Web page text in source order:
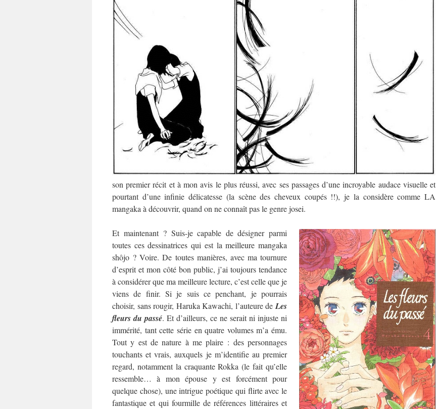
son premier récit et à mon avis le plus réussi, avec ses passages d’une incroyable audace visuelle et
pourtant d’une infinie délicatesse (la scène des cheveux coupés !!), je la considère comme LA
mangaka à découvrir, quand on ne connaît pas le genre josei.
Et maintenant ? Suis-je capable de désigner parmi
toutes ces dessinatrices qui est la meilleure mangaka
shôjo ? Voire. De toutes manières, avec ma tournure
d’esprit et mon côté bon public, j’ai toujours tendance
à considérer que ma meilleure lecture, c’est celle que je
viens de finir. Si je suis ce penchant, je pourrais
choisir, sans rougir, Haruka Kawachi, l’auteure deLes
fleurs du passé. Et d’ailleurs, ce ne serait ni injuste ni
immérité, tant cette série en quatre volumes m’a ému.
Tout y est de nature à me plaire : des personnages
touchants et vrais, auxquels je m’identifie au premier
regard, notamment la craquante Rokka (le fait qu’elle
ressemble… à mon épouse y est forcément pour
quelque chose), une intrigue poétique qui flirte avec le
fantastique et qui fourmille de références littéraires et